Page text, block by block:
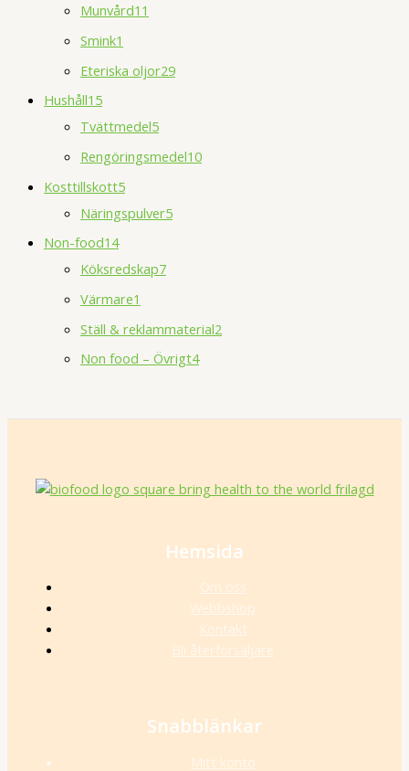
Munvård11
Smink1
Eteriska oljor29
Hushåll15
Tvättmedel5
Rengöringsmedel10
Kosttillskott5
Näringspulver5
Non-food14
Köksredskap7
Värmare1
Ställ & reklammaterial2
Non food – Övrigt4
Hemsida
Om oss
Webbshop
Kontakt
Bli återförsäljare
Snabblänkar
Mitt konto